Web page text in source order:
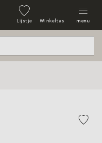
Lijstje Winkeltas menu